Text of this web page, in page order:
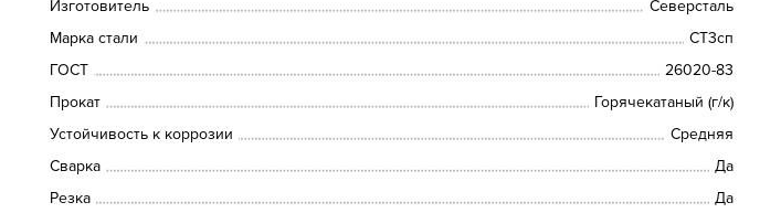
Изготовитель
Северсталь
Марка стали
СТ3сп
ГОСТ
26020-83
Прокат
Горячекатаный (г/к)
Устойчивость к коррозии
Средняя
Сварка
Да
Резка
Да